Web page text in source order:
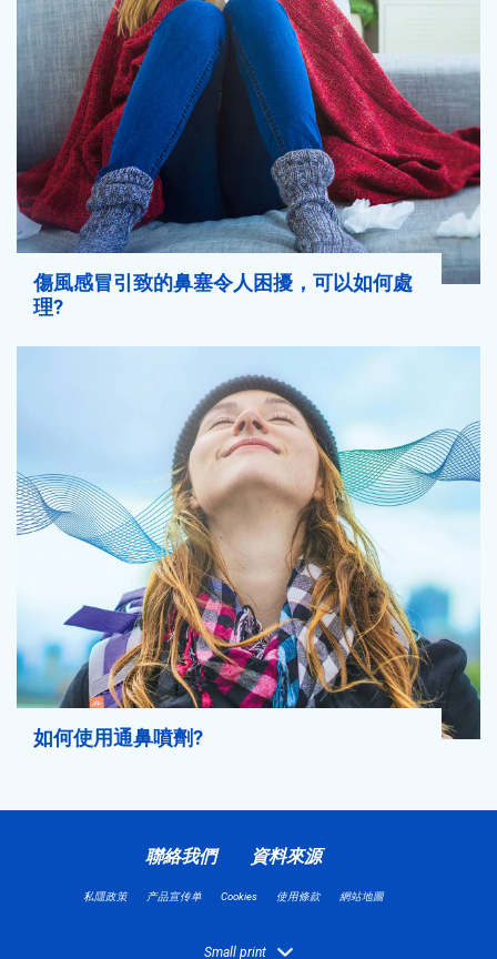
傷風感冒引致的鼻塞令人困擾，可以如何處
理?
如何使用通鼻噴劑?
聯絡我們 資料來源
私隱政策 产品宣传单 Cookies 使用條款 網站地圖
Small print